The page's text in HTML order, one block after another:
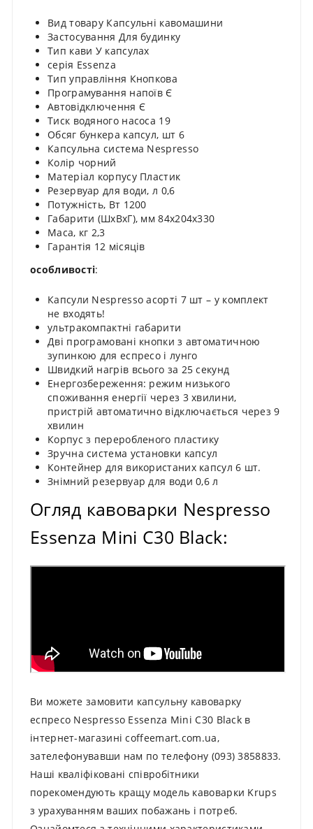
Вид товару Капсульні кавомашини
Застосування Для будинку
Тип кави У капсулах
серія Essenza
Тип управління Кнопкова
Програмування напоїв Є
Автовідключення Є
Тиск водяного насоса 19
Обсяг бункера капсул, шт 6
Капсульна система Nespresso
Колір чорний
Матеріал корпусу Пластик
Резервуар для води, л 0,6
Потужність, Вт 1200
Габарити (ШхВхГ), мм 84х204х330
Маса, кг 2,3
Гарантія 12 місяців
особливості:
Капсули Nespresso асорті 7 шт – у комплект
не входять!
ультракомпактні габарити
Дві програмовані кнопки з автоматичною
зупинкою для еспресо і лунго
Швидкий нагрів всього за 25 секунд
Енергозбереження: режим низького
споживання енергії через 3 хвилини,
пристрій автоматично відключається через 9
хвилин
Корпус з переробленого пластику
Зручна система установки капсул
Контейнер для використаних капсул 6 шт.
Знімний резервуар для води 0,6 л
Огляд кавоварки Nespresso
Essenza Mini C30 Black:
Ви можете замовити капсульну кавоварку
еспресо Nespresso Essenza Mini C30 Black в
інтернет-магазині coffeemart.com.ua,
зателефонувавши нам по телефону (093) 3858833.
Наші кваліфіковані співробітники
порекомендують кращу модель кавоварки Krups
з урахуванням ваших побажань і потреб.